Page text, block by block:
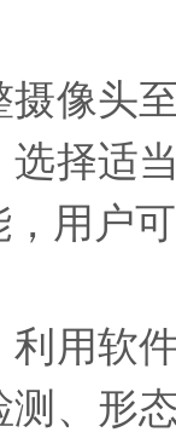
头至
选择适
用户
软件
、形